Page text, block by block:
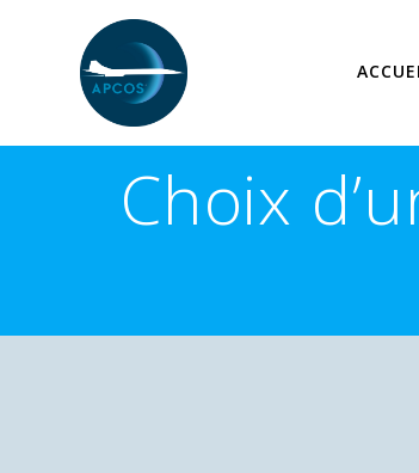
Choix